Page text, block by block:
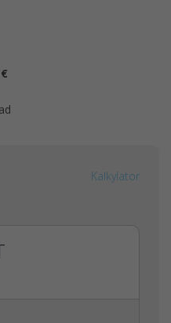
Kalkylator